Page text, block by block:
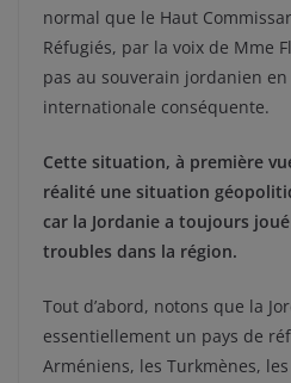
normal que le Haut
Réfugiés, par la voix de Mme
pas au souverain jordanien
internationale conséquente.
Cette situation, à première
réalité une situation
car la Jordanie a toujours
troubles dans la région.
Tout d’abord, notons que la
essentiellement un pays de
Arméniens, les Turkmènes,